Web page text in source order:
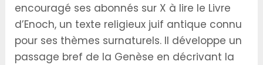
encouragé ses abonnés sur X à lire le Livre
d’Enoch, un texte religieux juif antique connu
pour ses thèmes surnaturels. Il développe un
passage bref de la Genèse en décrivant la